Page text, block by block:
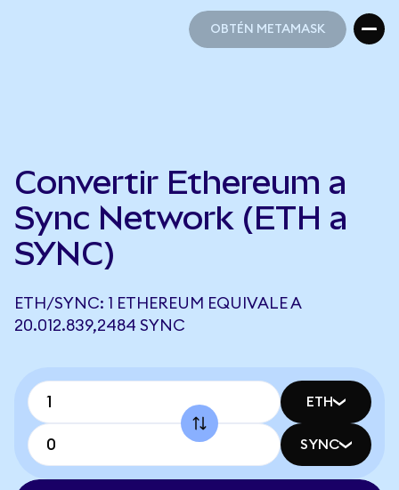
OBTÉN METAMASK
Convertir Ethereum a
Sync Network (ETH a
SYNC)
ETH/SYNC: 1 ETHEREUM EQUIVALE A
20.012.839,2484 SYNC
ETH
SYNC